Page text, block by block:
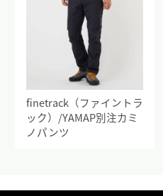
finetrack（ファイントラ
ック）/YAMAP別注カミ
ノパンツ